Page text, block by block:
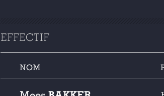
EFFECTIF
NOM